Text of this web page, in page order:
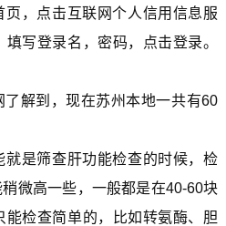
，点击互联网个人信用信息服
写登录名，密码，点击登录。
了解到，现在苏州本地一共有60
就是筛查肝功能检查的时候，检
微高一些，一般都是在40-60块
能检查简单的，比如转氨酶、胆